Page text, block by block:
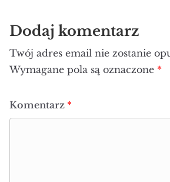
Dodaj komentarz
Twój adres email nie zostanie
Wymagane pola są oznaczone *
Komentarz *